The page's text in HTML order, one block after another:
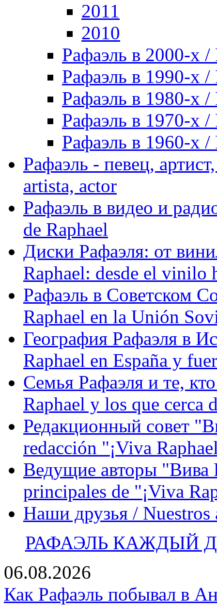
2011
2010
Рафаэль в 2000-х /
Рафаэль в 1990-х /
Рафаэль в 1980-х /
Рафаэль в 1970-х /
Рафаэль в 1960-х /
Рафаэль - певец,
artista, actor
Рафаэль в видео и
de Raphael
Диски Рафаэля: от
Raphael: desde el vinilo
Рафаэль в Советском
Raphael en la Unión
География Рафаэля в
Raphael en España y
Семья Рафаэля и те,
Raphael y los que cerca
Редакционный совет
redacción "¡Viva
Ведущие авторы "Вива
principales de "¡Viva
Наши друзья / Nuestros
РАФАЭЛЬ КАЖДЫЙ
06.08.2026
Как Рафаэль побывал в